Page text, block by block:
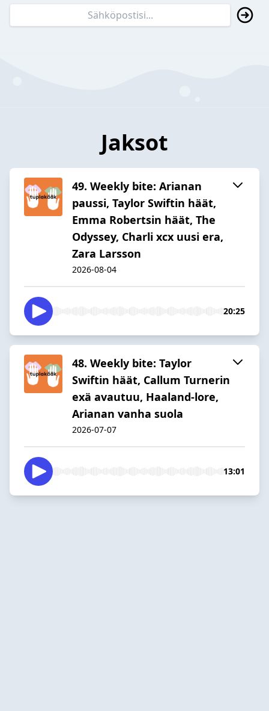
Jaksot
49. Weekly bite: Arianan
paussi, Taylor Swiftin häät,
Emma Robertsin häät, The
Odyssey, Charli xcx uusi era,
Zara Larsson
2026-08-04
20:25
48. Weekly bite: Taylor
Swiftin häät, Callum Turnerin
exä avautuu, Haaland-lore,
Arianan vanha suola
2026-07-07
13:01